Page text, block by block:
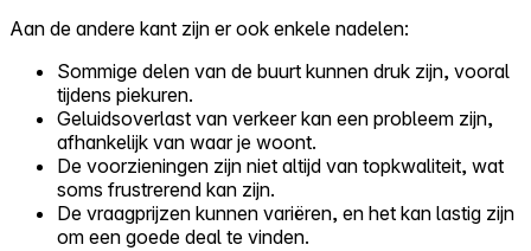
Aan de andere kant zijn er ook enkele nadelen:
Sommige delen van de buurt kunnen druk zijn, vooral
tijdens piekuren.
Geluidsoverlast van verkeer kan een probleem zijn,
afhankelijk van waar je woont.
De voorzieningen zijn niet altijd van topkwaliteit, wat
soms frustrerend kan zijn.
De vraagprijzen kunnen variëren, en het kan lastig zijn
om een goede deal te vinden.